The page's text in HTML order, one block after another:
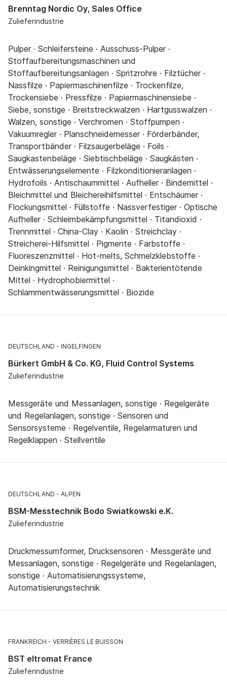
Brenntag Nordic Oy, Sales Office
Zulieferindustrie
Pulper · Schleifersteine · Ausschuss-Pulper ·
Stoffaufbereitungsmaschinen und
Stoffaufbereitungsanlagen · Spritzrohre · Filztücher ·
Nassfilze · Papiermaschinenfilze · Trockenfilze,
Trockensiebe · Pressfilze · Papiermaschinensiebe ·
Siebe, sonstige · Breitstreckwalzen · Hartgusswalzen ·
Walzen, sonstige · Verchromen · Stoffpumpen ·
Vakuumregler · Planschneidemesser · Förderbänder,
Transportbänder · Filzsaugerbeläge · Foils ·
Saugkastenbeläge · Siebtischbeläge · Saugkästen ·
Entwässerungselemente · Filzkonditionieranlagen ·
Hydrofoils · Antischaummittel · Aufheller · Bindemittel ·
Bleichmittel und Bleichereihilfsmittel · Entschäumer ·
Flockungsmittel · Füllstoffe · Nassverfestiger · Optische
Aufheller · Schleimbekämpfungsmittel · Titandioxid ·
Trennmittel · China-Clay · Kaolin · Streichclay ·
Streicherei-Hilfsmittel · Pigmente · Farbstoffe ·
Fluoreszenzmittel · Hot-melts, Schmelzklebstoffe ·
Deinkingmittel · Reinigungsmittel · Bakterientötende
Mittel · Hydrophobiermittel ·
Schlammentwässerungsmittel · Biozide
DEUTSCHLAND INGELFINGEN
Bürkert GmbH & Co. KG, Fluid Control Systems
Zulieferindustrie
Messgeräte und Messanlagen, sonstige · Regelgeräte
und Regelanlagen, sonstige · Sensoren und
Sensorsysteme · Regelventile, Regelarmaturen und
Regelklappen · Stellventile
DEUTSCHLAND ALPEN
BSM-Messtechnik Bodo Swiatkowski e.K.
Zulieferindustrie
Druckmessumformer, Drucksensoren · Messgeräte und
Messanlagen, sonstige · Regelgeräte und Regelanlagen,
sonstige · Automatisierungssysteme,
Automatisierungstechnik
FRANKREICH VERRIÈRES LE BUISSON
BST eltromat France
Zulieferindustrie